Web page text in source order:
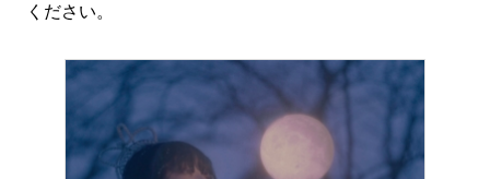
ください。